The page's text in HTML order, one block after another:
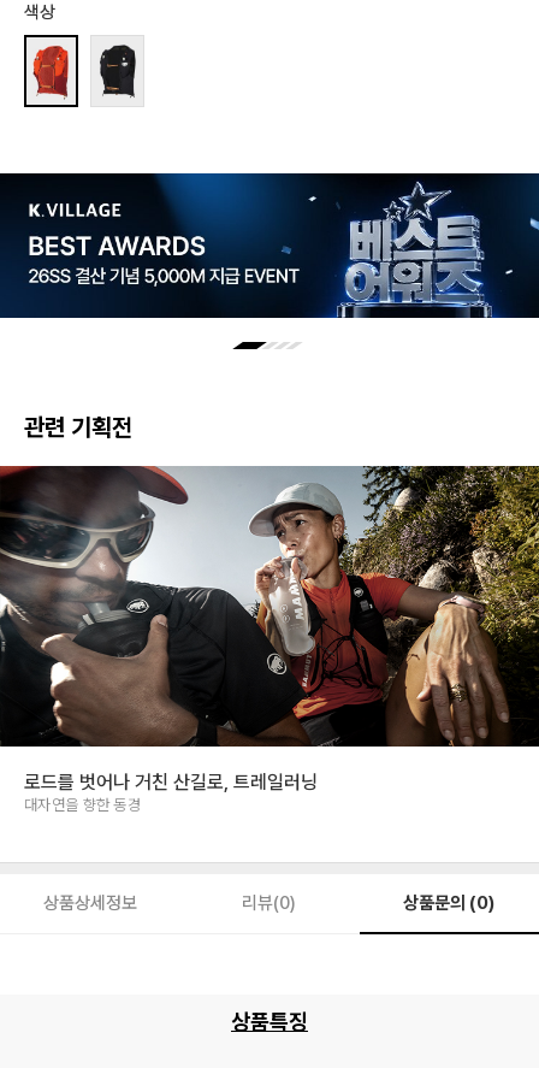
색상
관련 기획전
로드를 벗어나 거친 산길로, 트레일러닝
대자연을 향한 동경
상품상세정보 리뷰(0) 상품문의 (0)
상품특징